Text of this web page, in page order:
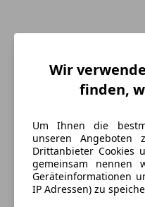
Seit 2024
Maße (L/B/H):
ab 4995 x 0 x 1714 mm
Leistung:
141 KW (191 PS)
Türen:
5
Wir
finden,
Um Ihnen die
unseren
Drittanbieter Cookies
gemeinsam nennen
Geräteinformationen
IP Adressen) zu